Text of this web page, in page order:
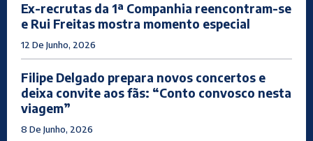
Ex-recrutas da 1ª Companhia reencontram-se
e Rui Freitas mostra momento especial
12 De Junho, 2026
Filipe Delgado prepara novos concertos e
deixa convite aos fãs: “Conto convosco nesta
viagem”
8 De Junho, 2026